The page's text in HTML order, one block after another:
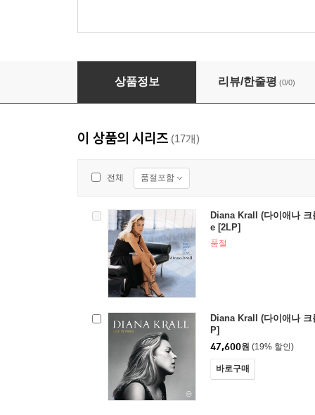
Diana Krall (다이애나 크롤) - Glad Rag Doll
상품정보 리뷰/한줄평 (0/0)
이 상품의 시리즈 (17개)
전체 품절포함
Diana Krall (다이애나
e [2LP]
품절
Diana Krall (다이애나
P]
47,600원 (19% 할인)
바로구매